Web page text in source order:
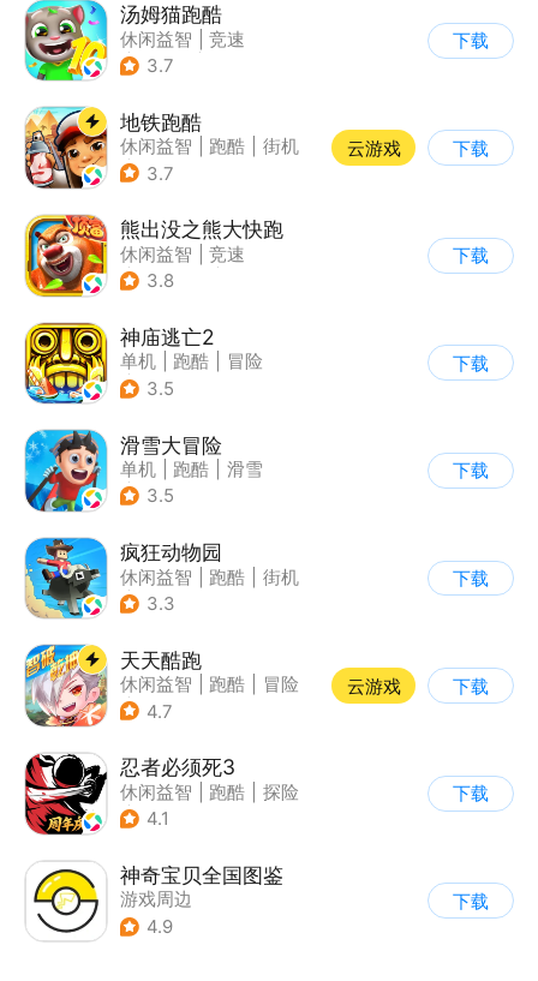
汤姆猫跑酷
休闲益智
竞速
| 汤姆猫
3.7
下载
地铁跑酷
休闲益智 跑酷
街机
| 创梦天地
3.7
云游戏 下载
熊出没之熊大快跑
休闲益智
竞速
| 动漫改编
3.8
下载
神庙逃亡2
单机 跑酷
冒险
| 欧美风
3.5
下载
滑雪大冒险
单机 跑酷
滑雪
| 游道易
3.5
下载
疯狂动物园
休闲益智 跑酷
街机
| 像素风
3.3
下载
天天酷跑
休闲益智 跑酷
冒险
| 萌系
4.7
云游戏 下载
忍者必须死3
休闲益智 跑酷
探险
| 和风
4.1
下载
神奇宝贝全国图鉴
游戏周边
4.9
下载